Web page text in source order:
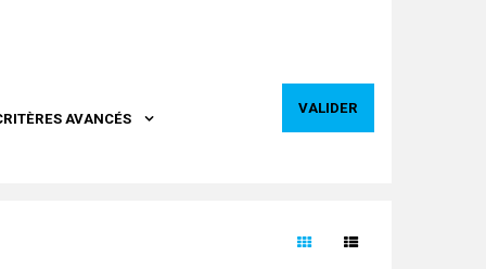
AVANCÉS
VALIDER